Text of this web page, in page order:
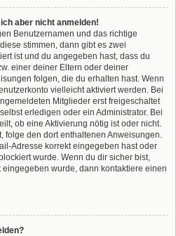
aber nicht anmelden!
Benutzernamen und das richtige
stimmen, dann gibt es zwei
ist und du angegeben hast, dass du
einer deiner Eltern oder deiner
folgen, die du erhalten hast. Wenn
vielleicht aktiviert werden. Bei
Mitglieder erst freigeschaltet
erledigen oder ein Administrator. Bei
ob eine Aktivierung nötig ist oder nicht.
folge den dort enthaltenen Anweisungen.
Adresse korrekt eingegeben hast oder
wurde. Wenn du dir sicher bist,
wurde, dann kontaktiere einen